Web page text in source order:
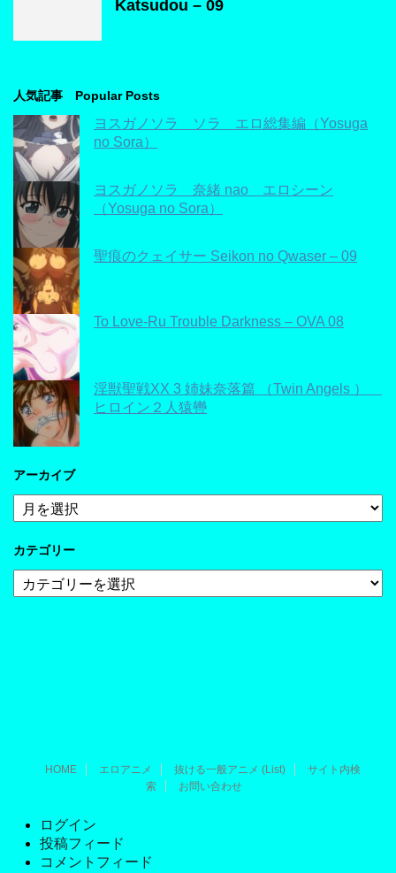
Katsudou – 09
人気記事 Popular Posts
ヨスガノソラ ソラ エロ総集編（Yosuga
no Sora）
ヨスガノソラ 奈緒 nao エロシーン
（Yosuga no Sora）
聖痕のクェイサー Seikon no Qwaser – 09
To Love-Ru Trouble Darkness – OVA 08
淫獣聖戦XX 3 姉妹奈落篇 （Twin Angels ）
ヒロイン２人猿轡
アーカイブ
ア
ー
イ
カテゴリー
テ
HOME エロアニメ 抜ける一般アニメ (List)
サイト内検
索
お問い合わせ
ログイン
投稿フィード
コメントフィード